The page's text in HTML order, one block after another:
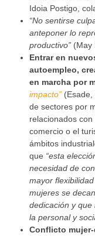
Idoia Postigo,
“No sentirse
anteponer lo
productivo” (May
Entrar en
autoempleo,
en marcha por
impacto”
de sectores por
relacionados
comercio o el
ámbitos
que “esta
necesidad de
mayor
mujeres se
dedicación y que
la personal y
Conflicto